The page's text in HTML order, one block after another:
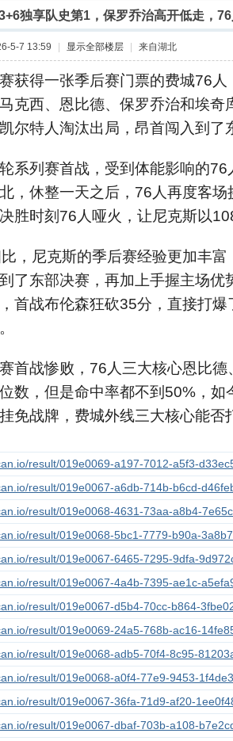
独享队史第1，保罗乔治高开低走，
5-7 13:59 显示全部楼层 来自湖北
获得一张季后赛门票的费城76
克西、恩比德、保罗乔治和埃
尔特人淘汰出局，昂首闯入到了
系列赛首战，受到体能影响的
，休整一天之后，76人再度客
胜时刻76人哑火，让尼克斯以
，尼克斯的季后赛经验更加丰
了东部决赛，再加上手握主场
首战布伦森狂砍35分，直接打
首战惨败，76人三大核心恩比
数，但是命中率都不到50%，
免战牌，费城外线三大核心能
result/019e0069-a197-7012-a5f3-
result/019e0067-a6db-714b-b6cd-
result/019e0068-4631-73aa-a8b4-
result/019e0068-5bc1-7779-b90a-
result/019e0067-6465-7295-9dfa-
result/019e0067-4a4b-7395-ae1c-
result/019e0067-d5b4-70cc-b864-
result/019e0069-24a5-768b-ac16-
result/019e0068-adb5-70f4-8c95-
result/019e0068-a0f4-77e9-9453-
result/019e0067-36fa-71d9-af20-
result/019e0067-dbaf-703b-a108-